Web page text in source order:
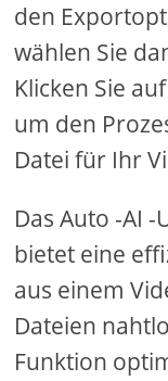
den
wählen Sie
Klicken Sie
um den
Datei für Ihr
Das Auto -AI
bietet eine
aus einem
Dateien
Funktion